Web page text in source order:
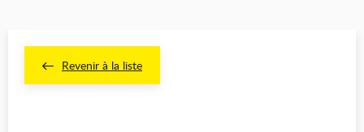
Revenir à la liste